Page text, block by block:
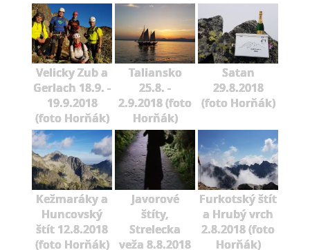
Velicky Zub a
Gerlach 18.9. -
19.9.2018
(foto Horňák)
Taliansko
25.8. -
2.9.2018 (foto
Horňák)
Satan
29.8.2018
(foto Horňák)
Kežmaráky a
Huncovský
štít 12.8.2018
(foto Horňák)
Javorové
štíty,
Strelecka
veža 8.8.2018
Furkotský štít
a Hrubý vrch
2.8.2018 (foto
Horňák)